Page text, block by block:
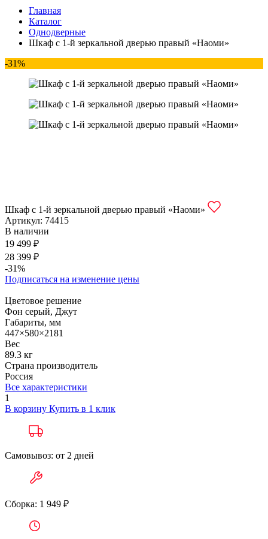
Главная
Каталог
Однодверные
Шкаф с 1-й зеркальной дверью правый «Наоми»
-31%
Шкаф с 1-й зеркальной дверью правый «Наоми»
Артикул: 74415
В наличии
19 499 ₽
28 399 ₽
-31%
Подписаться на изменение цены
Цветовое решение
Фон серый, Джут
Габариты, мм
447×580×2181
Вес
89.3 кг
Страна производитель
Россия
Все характеристики
1
В корзину Купить в 1 клик
Самовывоз: от 2 дней
Сборка: 1 949 ₽